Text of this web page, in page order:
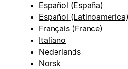
Español (España)
Español (Latinoamérica)
Français (France)
Italiano
Nederlands
Norsk